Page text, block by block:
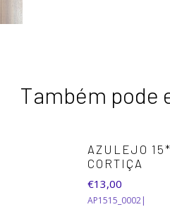
Também pode
AZULEJO
CORTIÇA
€13,00
AP1515_0002|